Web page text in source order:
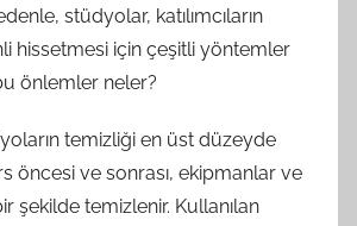
stüdyolar, katılımcıların
hissetmesi için çeşitli yöntemler
önlemler neler?
temizliği en üst düzeyde
öncesi ve sonrası, ekipmanlar ve
şekilde temizlenir. Kullanılan